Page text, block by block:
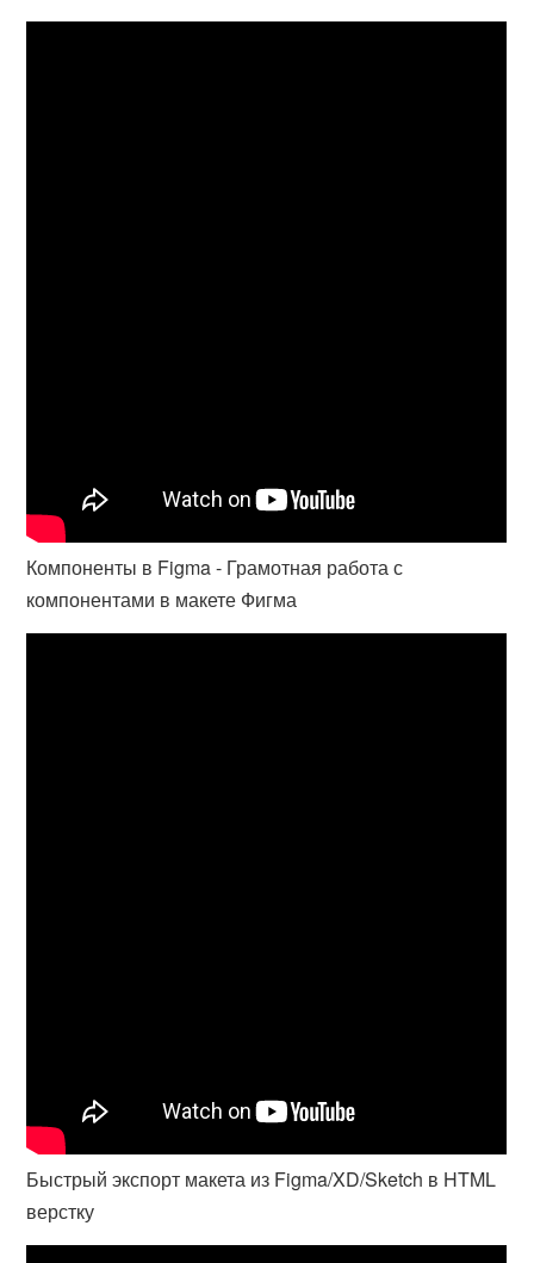
Компоненты в Figma - Грамотная работа с
компонентами в макете Фигма
Быстрый экспорт макета из Figma/XD/Sketch в HTML
верстку